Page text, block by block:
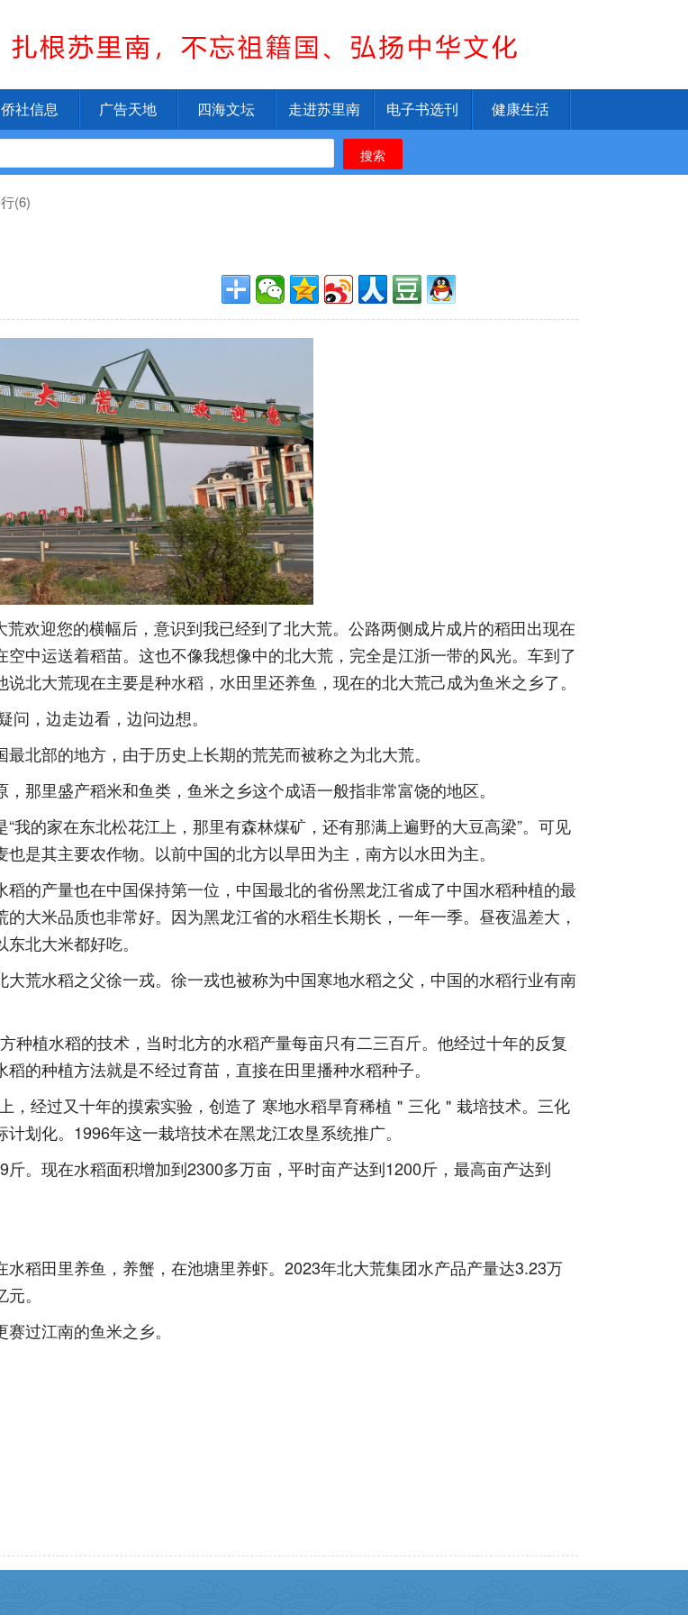
侨社信息 广告天地 四海文坛 走进苏里南 电子书选刊 健康生活
搜索
(6)
迎您的横幅后，意识到我已经到了北大荒。公路两侧成片成片的稻田出现在
中运送着稻苗。这也不像我想像中的北大荒，完全是江浙一带的风光。车到了
北大荒现在主要是种水稻，水田里还养鱼，现在的北大荒己成为鱼米之乡了。
，边走边看，边问边想。
部的地方，由于历史上长期的荒芜而被称之为北大荒。
里盛产稻米和鱼类，鱼米之乡这个成语一般指非常富饶的地区。
的家在东北松花江上，那里有森林煤矿，还有那满上遍野的大豆高梁”。可见
是其主要农作物。以前中国的北方以旱田为主，南方以水田为主。
产量也在中国保持第一位，中国最北的省份黑龙江省成了中国水稻种植的最
大米品质也非常好。因为黑龙江省的水稻生长期长，一年一季。昼夜温差大，
北大米都好吃。
水稻之父徐一戎。徐一戎也被称为中国寒地水稻之父，中国的水稻行业有南
植水稻的技术，当时北方的水稻产量每亩只有二三百斤。他经过十年的反复
的种植方法就是不经过育苗，直接在田里播种水稻种子。
经过又十年的摸索实验，创造了 寒地水稻旱育稀植＂三化＂栽培技术。三化
划化。1996年这一栽培技术在黑龙江农垦系统推广。
现在水稻面积增加到2300多万亩，平时亩产达到1200斤，最高亩产达到
田里养鱼，养蟹，在池塘里养虾。2023年北大荒集团水产品产量达3.23万
。
过江南的鱼米之乡。